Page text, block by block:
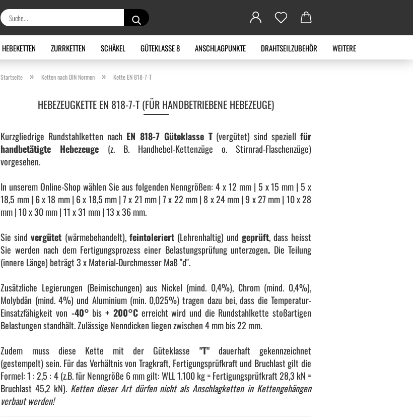
Suche...
HEBEKETTEN ZURRKETTEN SCHÄKEL GÜTEKLASSE 8 ANSCHLAGPUNKTE DRAHTSEILZUBEHÖR WEITERE
Startseite » Ketten nach DIN Normen » Kette EN 818-7-T
HEBEZEUGKETTE EN 818-7-T (FÜR HANDBETRIEBENE HEBEZEUGE)
Kurzgliedrige Rundstahlketten nach EN 818-7 Güteklasse T(vergütet) sind speziellfür
handbetätigte Hebezeuge (z. B. Handhebel-Kettenzüge o. Stirnrad-Flaschenzüge)
vorgesehen.
In unserem Online-Shop wählen Sie aus folgenden Nenngrößen: 4 x 12 mm | 5 x 15 mm | 5 x
18,5 mm | 6 x 18 mm | 6 x 18,5 mm | 7 x 21 mm | 7 x 22 mm | 8 x 24 mm | 9 x 27 mm | 10 x 28
mm | 10 x 30 mm | 11 x 31 mm | 13 x 36 mm.
Sie sindvergütet (wärmebehandelt), feintoleriert(Lehrenhaltig) und geprüft, dass heisst
Sie werden nach dem Fertigungsprozess einer Belastungsprüfung unterzogen. Die Teilung
(innere Länge) beträgt 3 x Material-Durchmesser Maß "d".
Zusätzliche Legierungen (Beimischungen) aus Nickel (mind. 0,4%), Chrom (mind. 0,4%),
Molybdän (mind. 4%) und Aluminium (min. 0,025%) tragen dazu bei, dass die Temperatur-
Einsatzfähigkeit von -40° bis+ 200°Cerreicht wird und die Rundstahlkette stoßartigen
Belastungen standhält. Zulässige Nenndicken liegen zwischen 4 mm bis 22 mm.
Zudem muss diese Kette mit der Güteklasse "T"dauerhaft gekennzeichnet
(gestempelt) sein. Für das Verhältnis von Tragkraft, Fertigungsprüfkraft und Bruchlast gilt die
Formel: 1 : 2,5 : 4 (z.B. für Nenngröße 6 mm gilt: WLL 1.100 kg = Fertigungsprüfkraft 28,3 kN =
Bruchlast 45,2 kN). Ketten dieser Art dürfen nicht als Anschlagketten in Kettengehängen
verbaut werden!